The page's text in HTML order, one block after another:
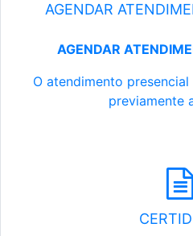
AGENDAR
AGENDAR
O atendimento
previamente